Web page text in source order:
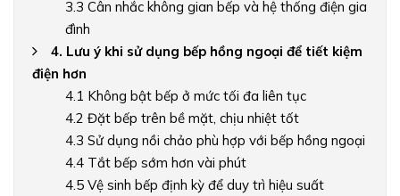
3.3 Cân nhắc không gian bếp và hệ thống điện gia
đình
4. Lưu ý khi sử dụng bếp hồng ngoại để tiết kiệm
điện hơn
4.1 Không bật bếp ở mức tối đa liên tục
4.2 Đặt bếp trên bề mặt, chịu nhiệt tốt
4.3 Sử dụng nồi chảo phù hợp với bếp hồng ngoại
4.4 Tắt bếp sớm hơn vài phút
4.5 Vệ sinh bếp định kỳ để duy trì hiệu suất